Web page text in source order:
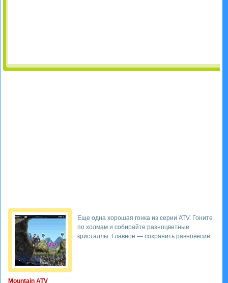
Mountain ATV
Еще одна хорошая гонка из серии ATV. Гоните
по холмам и собирайте разноцветные
кристаллы. Главное — сохранить равновесие.